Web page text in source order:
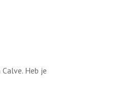
Heb je